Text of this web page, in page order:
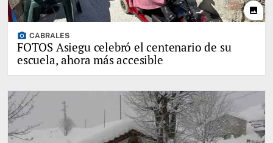
photo
photo_camera CABRALES
FOTOS Asiegu celebró el centenario de su
escuela, ahora más accesible